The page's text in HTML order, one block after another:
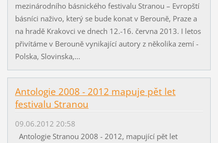
mezinárodního básnického festivalu Stranou – Evropští
básníci naživo, který se bude konat v Berouně, Praze a
na hradě Krakovci ve dnech 12.-16. června 2013. I letos
přivítáme v Berouně vynikající autory z několika zemí -
Polska, Slovinska,...
Antologie 2008 - 2012 mapuje pět let
festivalu Stranou
09.06.2012 20:58
Antologie Stranou 2008 - 2012, mapující pět let